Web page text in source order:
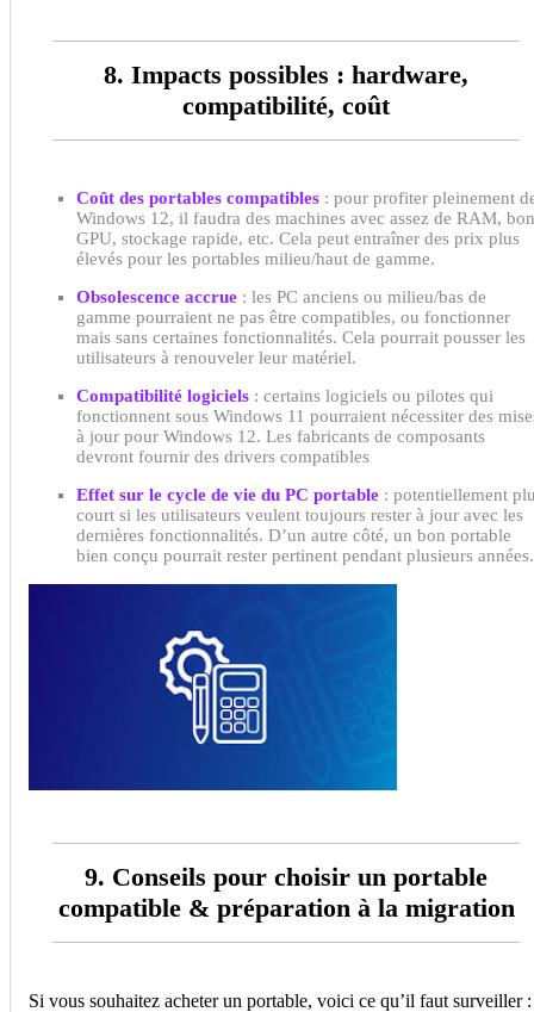
8. Impacts possibles : hardware,
compatibilité, coût
Coût des portables compatibles : pour profiter pleinement
Windows 12, il faudra des machines avec assez de RAM, bon
GPU, stockage rapide, etc. Cela peut entraîner des prix plus
élevés pour les portables milieu/haut de gamme.
Obsolescence accrue : les PC anciens ou milieu/bas de
gamme pourraient ne pas être compatibles, ou fonctionner
mais sans certaines fonctionnalités. Cela pourrait pousser les
utilisateurs à renouveler leur matériel.
Compatibilité logiciels : certains logiciels ou pilotes qui
fonctionnent sous Windows 11 pourraient nécessiter des
à jour pour Windows 12. Les fabricants de composants
devront fournir des drivers compatibles
Effet sur le cycle de vie du PC portable : potentiellement
court si les utilisateurs veulent toujours rester à jour avec les
dernières fonctionnalités. D’un autre côté, un bon portable
bien conçu pourrait rester pertinent pendant plusieurs années.
9. Conseils pour choisir un portable
compatible & préparation à la migration
Si vous souhaitez acheter un portable, voici ce qu’il faut surveiller :